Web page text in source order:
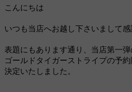
こんにちは
いつも当店へお越し下さいまして感
表題にもあります通り、当店第一
ゴールドタイガーストライプの予
決定いたしました。